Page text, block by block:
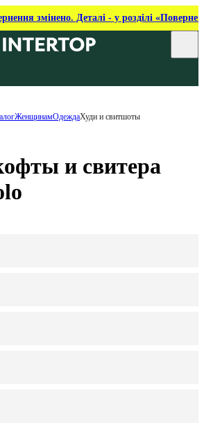
змінено. Деталі - у розділі
ЖенщинамОдеждаХуди и свитшоты
и свитера